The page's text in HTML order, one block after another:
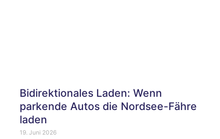
Bidirektionales Laden: Wenn
parkende Autos die Nordsee-Fähre
laden
19. Juni 2026